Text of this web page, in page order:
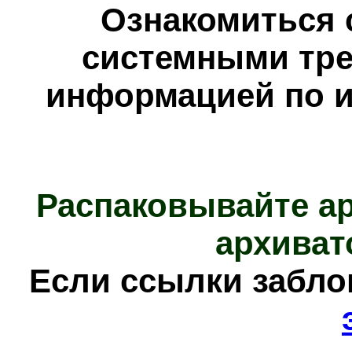
Ознакомиться
системными
информацией по
Распаковывайте
Если ссылки